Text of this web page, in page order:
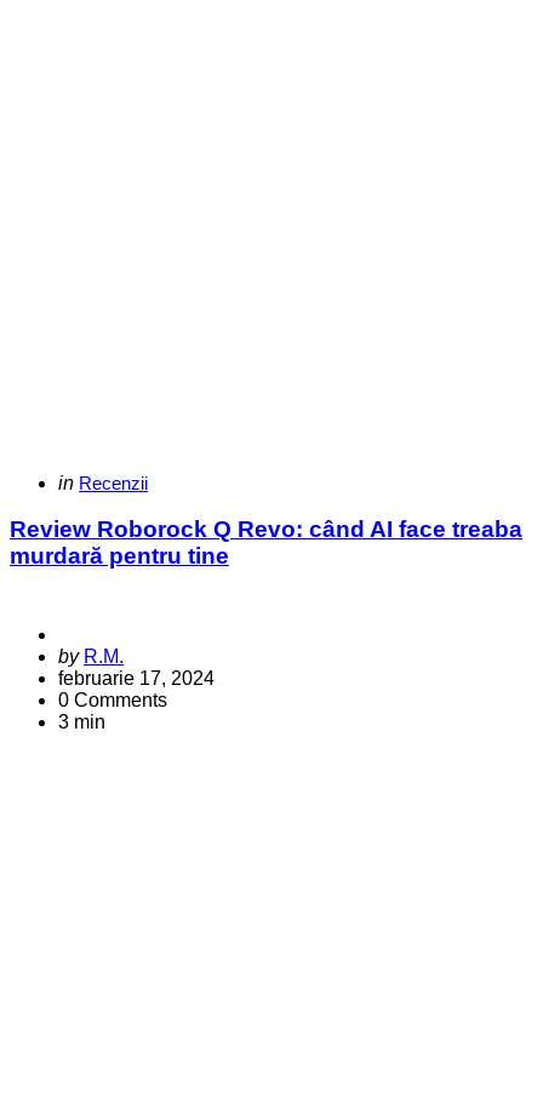
Categories
Posted
in Recenzii
Review Roborock Q Revo: când AI face treaba
murdară pentru tine
Posted
by
by R.M.
februarie 17, 2024
0 Comments
3 min